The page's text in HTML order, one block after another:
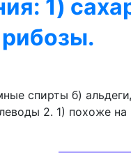
1)
спирты б)
2. 1) похоже